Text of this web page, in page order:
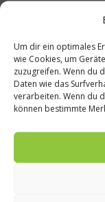
Um dir ein optimales
wie Cookies, um
zuzugreifen. Wenn du
Daten wie das
verarbeiten. Wenn du
können bestimmte